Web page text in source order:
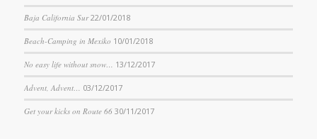
Baja California Sur 22/01/2018
Beach-Camping in Mexiko 10/01/2018
No easy life without snow… 13/12/2017
Advent, Advent… 03/12/2017
Get your kicks on Route 66 30/11/2017